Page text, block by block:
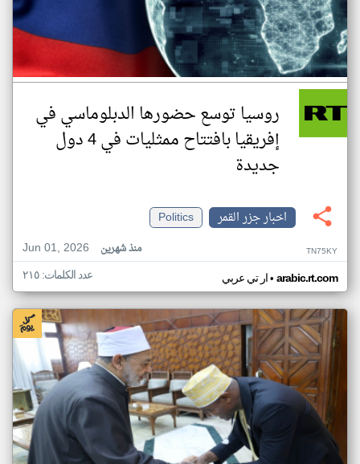
روسيا توسع حضورها الدبلوماسي في
إفريقيا بافتتاح ممثليات في 4 دول
جديدة
اخبار جزر القمر
Politics
Jun 01, 2026
منذ شهرين TN75KY
ار تي عربي• arabic.rt.com عدد الكلمات: ٢١٥